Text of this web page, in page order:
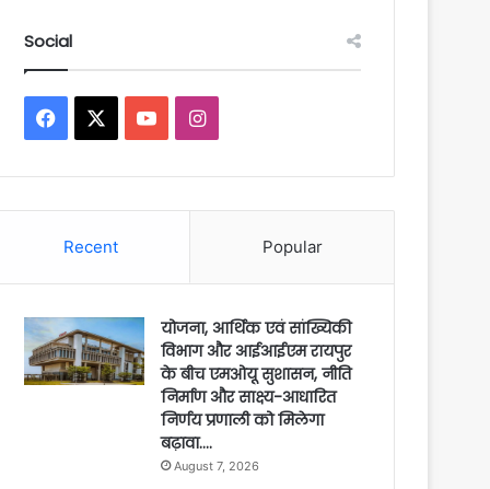
Social
Facebook YouTubeInstagram
Recent Popular
योजना, आर्थिक एवं सांख्यिकी
विभाग और आईआईएम रायपुर
के बीच एमओयू सुशासन, नीति
निर्माण और साक्ष्य-आधारित
निर्णय प्रणाली को मिलेगा
बढ़ावा….
August 7, 2026